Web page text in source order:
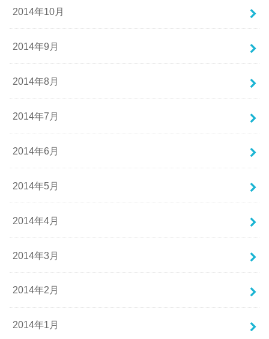
2014年10月
2014年9月
2014年8月
2014年7月
2014年6月
2014年5月
2014年4月
2014年3月
2014年2月
2014年1月